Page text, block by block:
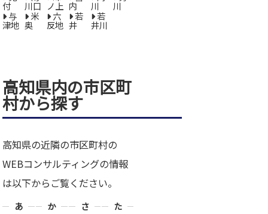
付 川口 ノ上 内 川 川
与
津地
米
奥
六
反地
若
井
若
井川
高知県内の市区町
村から探す
高知県の近隣の市区町村の
WEBコンサルティングの情報
は以下からご覧ください。
あ
か
さ
た